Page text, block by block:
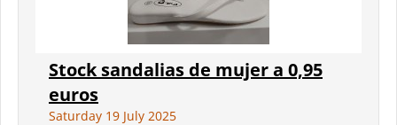
Stock sandalias de mujer a 0,95
euros
Saturday 19 July 2025